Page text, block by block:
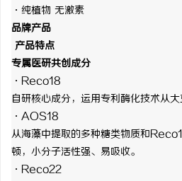
·纯植物 无激素
品牌产品
产品特点
专属医研共创成分
·Reco18
自研核心成分，运用专利酶化技术从
·AOS18
从海藻中提取的多种糖类物质和
顿，小分子活性强、易吸收。
·Reco22